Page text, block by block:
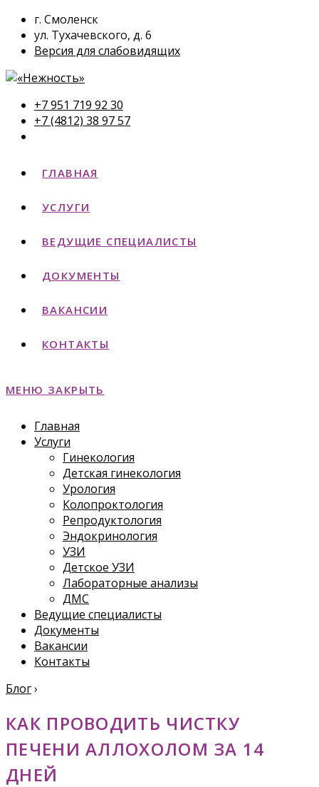
г. Смоленск
ул. Тухачевского, д. 6
Версия для слабовидящих
+7 951 719 92 30
+7 (4812) 38 97 57
ГЛАВНАЯ
УСЛУГИ
ВЕДУЩИЕ СПЕЦИАЛИСТЫ
ДОКУМЕНТЫ
ВАКАНСИИ
КОНТАКТЫ
МЕНЮ ЗАКРЫТЬ
Главная
Услуги
Гинекология
Детская гинекология
Урология
Колопроктология
Репродуктология
Эндокринология
УЗИ
Детское УЗИ
Лабораторные анализы
ДМС
Ведущие специалисты
Документы
Вакансии
Контакты
Блог›
КАК ПРОВОДИТЬ ЧИСТКУ
ПЕЧЕНИ АЛЛОХОЛОМ ЗА 14
ДНЕЙ